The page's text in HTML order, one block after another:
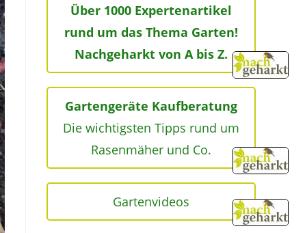
Über 1000 Expertenartikel
rund um das Thema Garten!
Nachgeharkt von A bis Z.
Gartengeräte Kaufberatung
Die wichtigsten Tipps rund um
Rasenmäher und Co.
Gartenvideos